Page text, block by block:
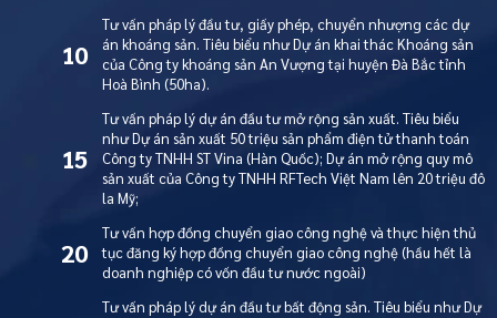
10
Tư vấn pháp lý đầu tư, giấy phép, chuyển nhượng các dự
án khoáng sản. Tiêu biểu như Dự án khai thác Khoáng sản
của Công ty khoáng sản An Vượng tại huyện Đà Bắc tỉnh
Hoà Bình (50ha).
15
Tư vấn pháp lý dự án đầu tư mở rộng sản xuất. Tiêu biểu
như Dự án sản xuất 50 triệu sản phẩm điện tử thanh toán
Công ty TNHH ST Vina (Hàn Quốc); Dự án mở rộng quy mô
sản xuất của Công ty TNHH RFTech Việt Nam lên 20 triệu đô
la Mỹ;
20
Tư vấn hợp đồng chuyển giao công nghệ và thực hiện thủ
tục đăng ký hợp đồng chuyển giao công nghệ (hầu hết là
doanh nghiệp có vốn đầu tư nước ngoài)
Tư vấn pháp lý dự án đầu tư bất động sản. Tiêu biểu như Dự